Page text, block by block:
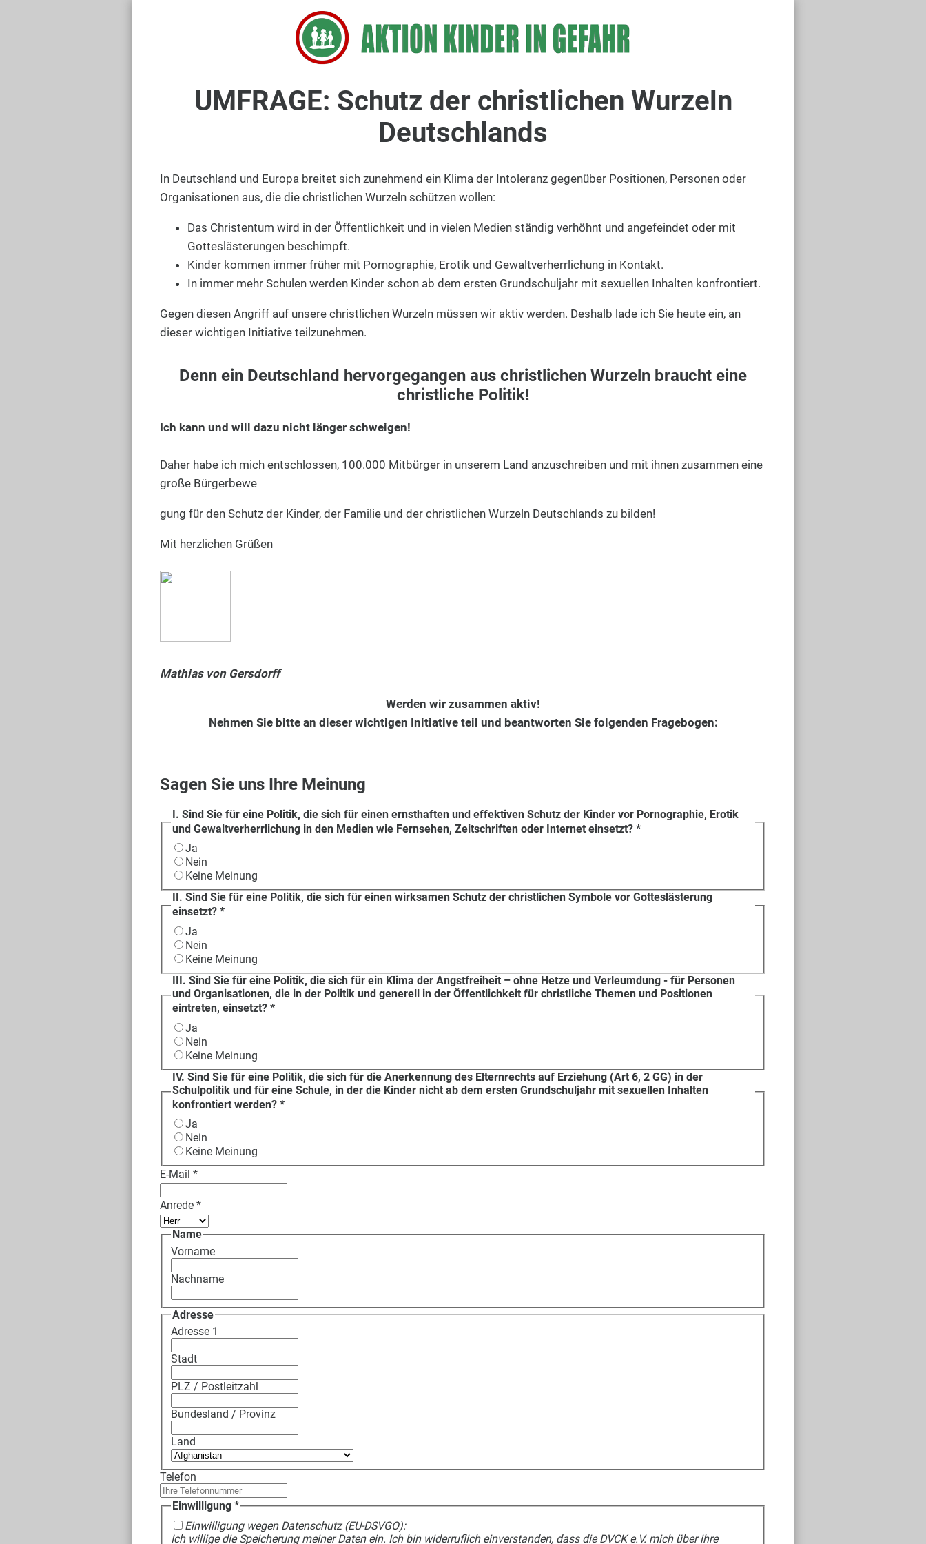
UMFRAGE: Schutz der christlichen Wurzeln
Deutschlands
In Deutschland und Europa breitet sich zunehmend ein Klima der Intoleranz gegenüber Positionen, Personen oder
Organisationen aus, die die christlichen Wurzeln schützen wollen:
Das Christentum wird in der Öffentlichkeit und in vielen Medien ständig verhöhnt und angefeindet oder mit
Gotteslästerungen beschimpft.
Kinder kommen immer früher mit Pornographie, Erotik und Gewaltverherrlichung in Kontakt.
In immer mehr Schulen werden Kinder schon ab dem ersten Grundschuljahr mit sexuellen Inhalten konfrontiert.
Gegen diesen Angriff auf unsere christlichen Wurzeln müssen wir aktiv werden. Deshalb lade ich Sie heute ein, an
dieser wichtigen Initiative teilzunehmen.
Denn ein Deutschland hervorgegangen aus christlichen Wurzeln braucht eine
christliche Politik!
Ich kann und will dazu nicht länger schweigen!
Daher habe ich mich entschlossen, 100.000 Mitbürger in unserem Land anzuschreiben und mit ihnen zusammen eine
große Bürgerbewe
gung für den Schutz der Kinder, der Familie und der christlichen Wurzeln Deutschlands zu bilden!
Mit herzlichen Grüßen
Mathias von Gersdorff
Werden wir zusammen aktiv!
Nehmen Sie bitte an dieser wichtigen Initiative teil und beantworten Sie folgenden Fragebogen:
Sagen Sie uns Ihre Meinung
I. Sind Sie für eine Politik, die sich für einen ernsthaften und effektiven Schutz der Kinder vor Pornographie, Erotik
und Gewaltverherrlichung in den Medien wie Fernsehen, Zeitschriften oder Internet einsetzt? *
Ja
Nein
Keine Meinung
II. Sind Sie für eine Politik, die sich für einen wirksamen Schutz der christlichen Symbole vor Gotteslästerung
einsetzt? *
Ja
Nein
Keine Meinung
III. Sind Sie für eine Politik, die sich für ein Klima der Angstfreiheit – ohne Hetze und Verleumdung - für Personen
und Organisationen, die in der Politik und generell in der Öffentlichkeit für christliche Themen und Positionen
eintreten, einsetzt? *
Ja
Nein
Keine Meinung
IV. Sind Sie für eine Politik, die sich für die Anerkennung des Elternrechts auf Erziehung (Art 6, 2 GG) in der
Schulpolitik und für eine Schule, in der die Kinder nicht ab dem ersten Grundschuljahr mit sexuellen Inhalten
konfrontiert werden? *
Ja
Nein
Keine Meinung
E-Mail *
Anrede *
Name
Vorname
Nachname
Adresse
Adresse 1
Stadt
PLZ / Postleitzahl
Bundesland / Provinz
Land
Telefon
Einwilligung *
Einwilligung wegen Datenschutz (EU-DSVGO):
Ich willige die Speicherung meiner Daten ein. Ich bin widerruflich einverstanden, dass die DVCK e.V. mich über ihre